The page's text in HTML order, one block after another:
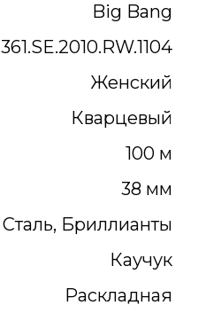
Big Bang
361.SE.2010.RW.1104
Женский
Кварцевый
100 м
38 мм
Сталь, Бриллианты
Каучук
Раскладная